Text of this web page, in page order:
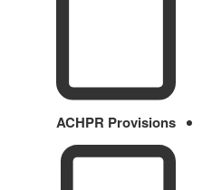
ACHPR Provisions